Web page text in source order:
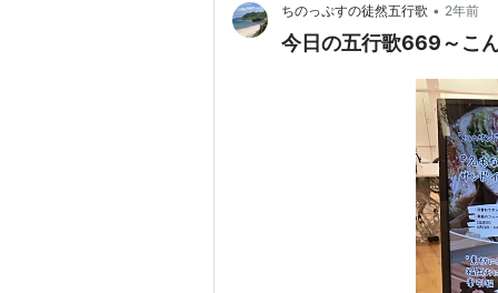
ちのっぷすの徒然五行歌 • 2年前
今日の五行歌669～こ